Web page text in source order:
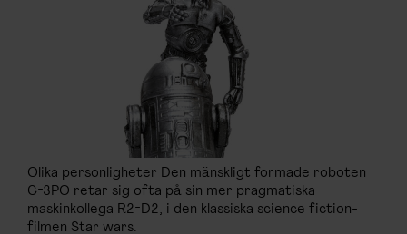
ANNONSERA I F&F
Olika personligheter Den mänskligt formade roboten
C-3PO retar sig ofta på sin mer pragmatiska
maskinkollega R2-D2, i den klassiska science fiction-
filmen Star wars.